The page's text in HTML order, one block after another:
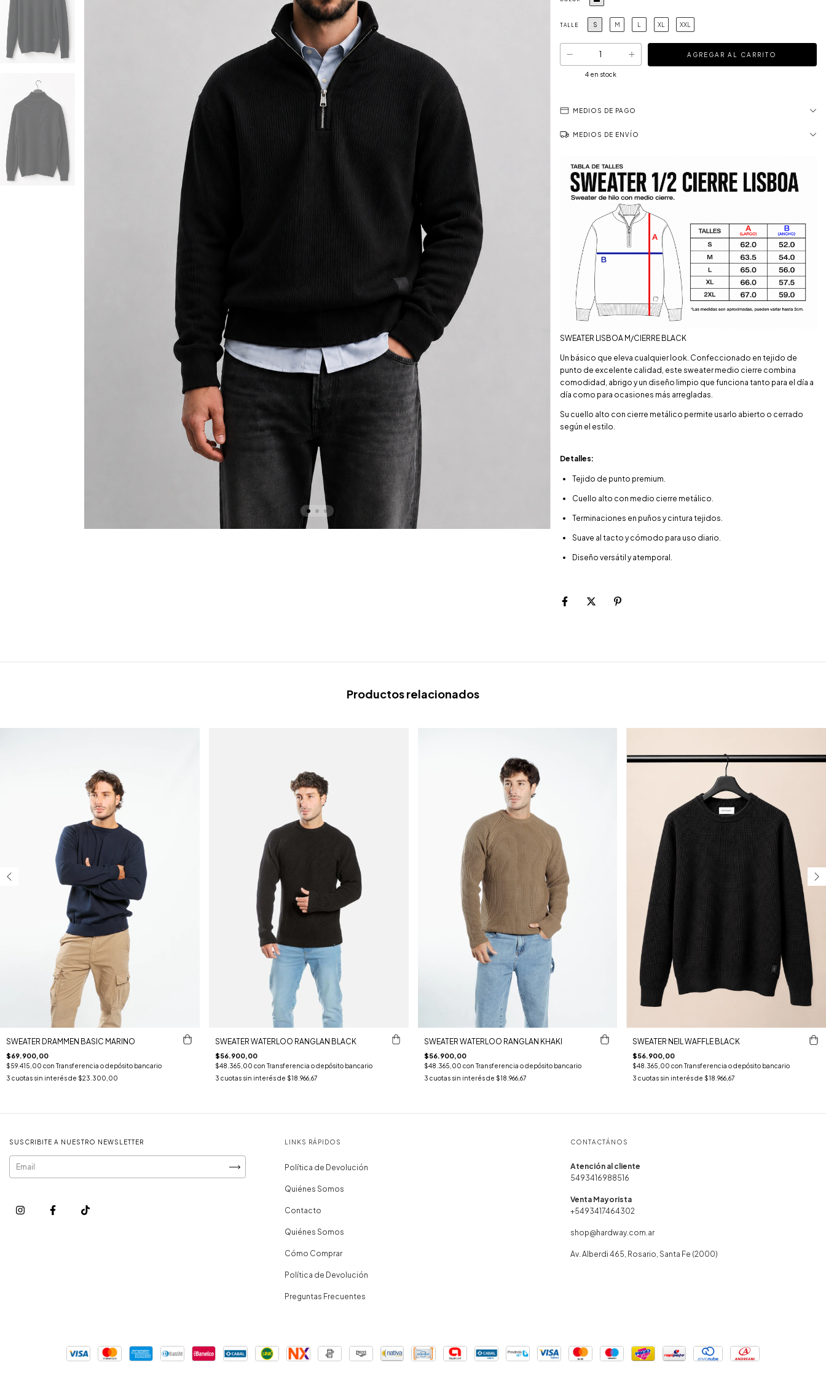
TALLE S M L XL XXL
4en stock
MEDIOS DE PAGO
MEDIOS DE ENVÍO
SWEATER LISBOA M/CIERRE BLACK
Un básico que eleva cualquier look. Confeccionado en tejido de
punto de excelente calidad, este sweater medio cierre combina
comodidad, abrigo y un diseño limpio que funciona tanto para el día a
día como para ocasiones más arregladas.
Su cuello alto con cierre metálico permite usarlo abierto o cerrado
según el estilo.
Detalles:
Tejido de punto premium.
Cuello alto con medio cierre metálico.
Terminaciones en puños y cintura tejidos.
Suave al tacto y cómodo para uso diario.
Diseño versátil y atemporal.
Productos relacionados
SWEATER DRAMMEN BASIC MARINO
$69.900,00
$59.415,00 con Transferencia o depósito bancario
3 cuotas sin interés de $23.300,00
SWEATER WATERLOO RANGLAN BLACK
$56.900,00
$48.365,00 con Transferencia o depósito bancario
3 cuotas sin interés de $18.966,67
SWEATER WATERLOO RANGLAN KHAKI
$56.900,00
$48.365,00 con Transferencia o depósito bancario
3 cuotas sin interés de $18.966,67
SWEATER NEIL WAFFLE BLACK
$56.900,00
$48.365,00con Transferencia o depósito bancario
3 cuotas sin interés de $18.966,67
SUSCRIBITE A NUESTRO NEWSLETTER LINKS RÁPIDOS
Política de Devolución
Quiénes Somos
Contacto
Quiénes Somos
Cómo Comprar
Política de Devolución
Preguntas Frecuentes
CONTACTÁNOS
5493416988516
+5493417464302
shop@hardway.com.ar
Av. Alberdi 465, Rosario, Santa Fe (2000)